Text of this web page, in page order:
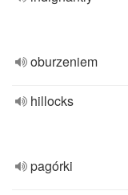
oburzeniem
hillocks
pagórki